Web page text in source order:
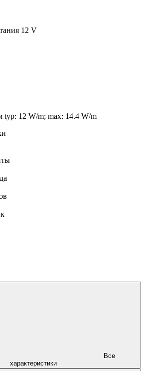
12 V
typ: 12 W/m; max: 14.4 W/m
характеристики